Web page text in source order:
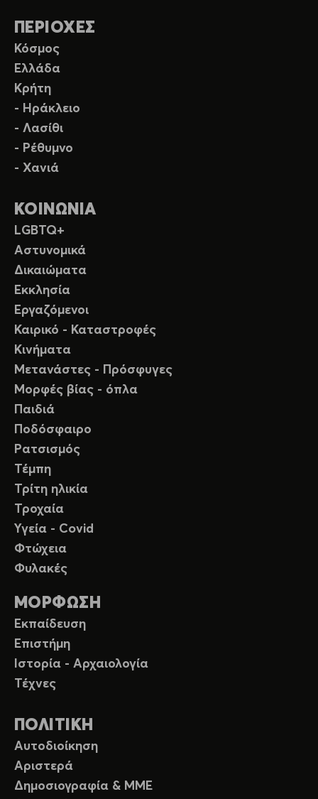
ΠΕΡΙΟΧΕΣ
Κόσμος
Ελλάδα
Κρήτη
- Ηράκλειο
- Λασίθι
- Ρέθυμνο
- Χανιά
ΚΟΙΝΩΝΙΑ
LGBTQ+
Αστυνομικά
Δικαιώματα
Εκκλησία
Εργαζόμενοι
Καιρικό - Καταστροφές
Κινήματα
Μετανάστες - Πρόσφυγες
Μορφές βίας - όπλα
Παιδιά
Ποδόσφαιρο
Ρατσισμός
Τέμπη
Τρίτη ηλικία
Τροχαία
Υγεία - Covid
Φτώχεια
Φυλακές
ΜΟΡΦΩΣΗ
Εκπαίδευση
Επιστήμη
Ιστορία - Αρχαιολογία
Τέχνες
ΠΟΛΙΤΙΚΗ
Αυτοδιοίκηση
Αριστερά
Δημοσιογραφία & ΜΜΕ